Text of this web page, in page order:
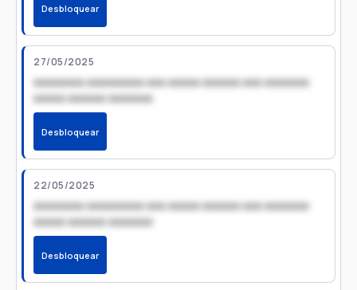
Desbloquear
27/05/2025
xxxxxxxx xxxxxxxxx xxx xxxxx xxxxxx xxx xxxxxxx
xxxxx xxxxxx xxxxxxx
Desbloquear
22/05/2025
xxxxxxxx xxxxxxxxx xxx xxxxx xxxxxx xxx xxxxxxx
xxxxx xxxxxx xxxxxxx
Desbloquear